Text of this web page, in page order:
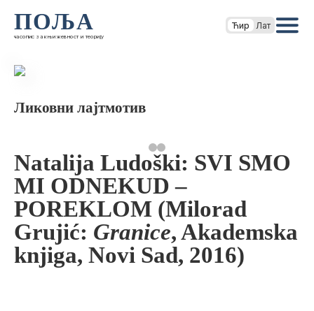
ПОЉА
часопис за књижевност и теорију
Ћир Лат
Ликовни лајтмотив
Natalija Ludoški: SVI SMO
MI ODNEKUD –
POREKLOM (Milorad
Grujić: Granice, Akademska
knjiga, Novi Sad, 2016)